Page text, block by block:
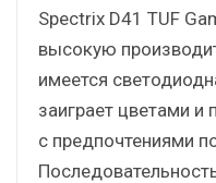
Spectrix D41 TUF
высокую
имеется
заиграет цветами и
с предпочтениями